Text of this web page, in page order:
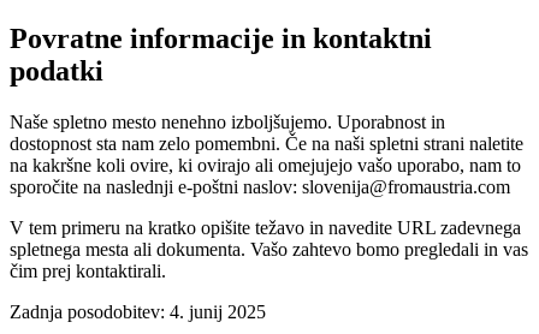
Povratne informacije in kontaktni
podatki
Naše spletno mesto nenehno izboljšujemo. Uporabnost in
dostopnost sta nam zelo pomembni. Če na naši spletni strani naletite
na kakršne koli ovire, ki ovirajo ali omejujejo vašo uporabo, nam to
sporočite na naslednji e-poštni naslov: slovenija@fromaustria.com
V tem primeru na kratko opišite težavo in navedite URL zadevnega
spletnega mesta ali dokumenta. Vašo zahtevo bomo pregledali in vas
čim prej kontaktirali.
Zadnja posodobitev: 4. junij 2025